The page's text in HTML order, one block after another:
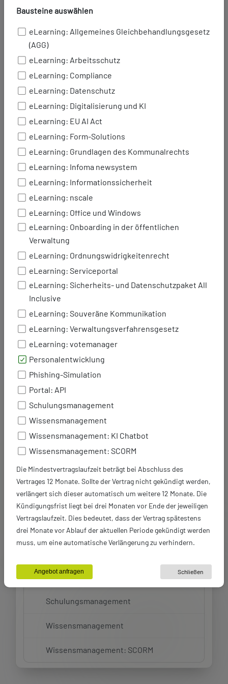
Wer kann was? Wo besteht
Qualifizierung?
Mit demBaustein Personalentwicklung
steuern Sie Kompetenzen strukturiert und
transparent. Rollen und Soll-Kompetenzen
werden definiert, Ist-Stände inklusive
Nachweisen erfasst. Das Portal ermittelt
automatisch den Qualifizierungsbedarf und
erstellt konkrete Maßnahmen- und
Kostenübersichten.
Die Umsetzung erfolgt nahtlos über die
eigene Schulungen planen, bestehende
Angebote nutzen, eLearning integrieren
oder eigene Lerninhalte bereitstellen. Alles
greift ineinander und ohne Medienbruch.
Führungskräfte gewinnen
Planungssicherheit.
Personalentwicklung erhält ein
wirksames Steuerungsinstrument.
Die Verwaltung profitiert von Klarheit
Jetzt unverbindliches Angebot anfordern
und Personalentwicklung strategisch neu
ausrichten.
Unser Partner
Siehe auch
Bausteine
Vorschläge
eLearning: Digitalisierung und KI
Portal: API
Schulungsmanagement
Wissensmanagement
Wissensmanagement: SCORM
Bausteine auswählen
eLearning: Allgemeines Gleichbehandlungsgesetz
(AGG)
eLearning: Arbeitsschutz
eLearning: Compliance
eLearning: Datenschutz
eLearning: Digitalisierung und KI
eLearning: EU AI Act
eLearning: Form-Solutions
eLearning: Grundlagen des Kommunalrechts
eLearning: Infoma newsystem
eLearning: Informationssicherheit
eLearning: nscale
eLearning: Office und Windows
eLearning: Onboarding in der öffentlichen
Verwaltung
eLearning: Ordnungswidrigkeitenrecht
eLearning: Serviceportal
eLearning: Sicherheits- und Datenschutzpaket All
Inclusive
eLearning: Souveräne Kommunikation
eLearning: Verwaltungsverfahrensgesetz
eLearning: votemanager
Personalentwicklung
Phishing-Simulation
Portal: API
Schulungsmanagement
Wissensmanagement
Wissensmanagement: KI Chatbot
Wissensmanagement: SCORM
Die Mindestvertragslaufzeit beträgt bei Abschluss des
Vertrages 12 Monate. Sollte der Vertrag nicht gekündigt werden,
verlängert sich dieser automatisch um weitere 12 Monate. Die
Kündigungsfrist liegt bei drei Monaten vor Ende der jeweiligen
Vertragslaufzeit. Dies bedeutet, dass der Vertrag spätestens
drei Monate vor Ablauf der aktuellen Periode gekündigt werden
muss, um eine automatische Verlängerung zu verhindern.
Angebot anfragen Schließen